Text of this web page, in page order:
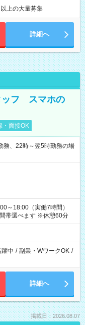
上の大量募集
詳細へ
ッフ スマホの
・面接OK
、22時～翌5時勤務の場
～18:00（実働7時間）
帯選べます ※休憩60分
中 / 副業・WワークOK /
詳細へ
掲載日：2026.08.07